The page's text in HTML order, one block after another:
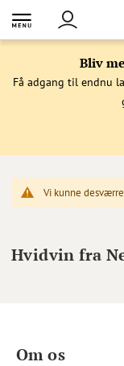
Bliv
Få adgang til endnu
Vi kunne
Hvidvin fra
Om os